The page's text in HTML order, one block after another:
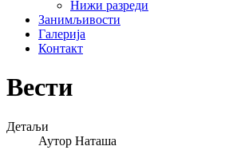
Нижи разреди
Занимљивости
Галерија
Контакт
Вести
Детаљи
Аутор Наташа